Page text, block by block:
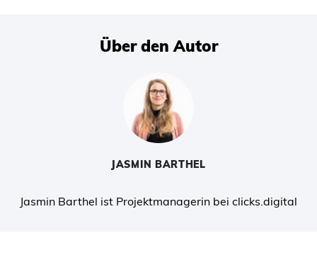
Über den Autor
JASMIN BARTHEL
Jasmin Barthel ist Projektmanagerin bei clicks.digital